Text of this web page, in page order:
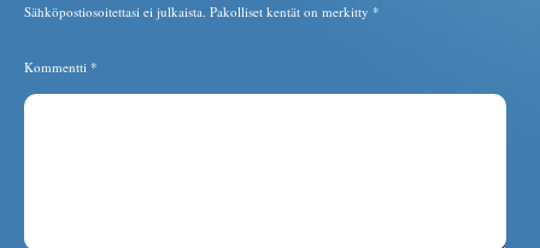
Sähköpostiosoitettasi ei julkaista. Pakolliset kentät on merkitty *
Kommentti *